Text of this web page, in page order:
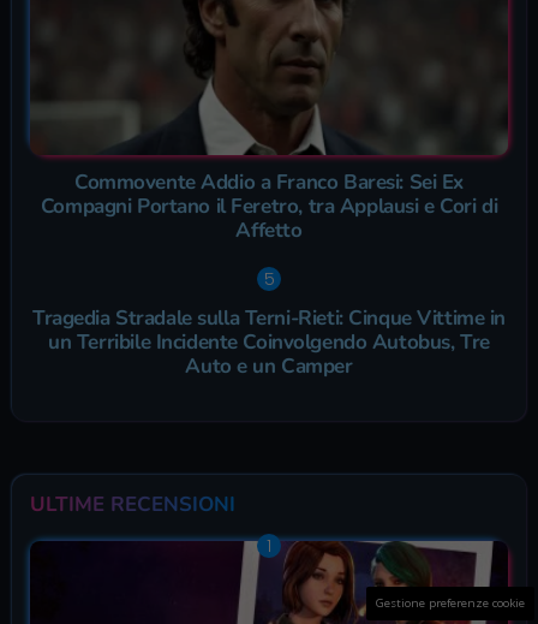
Commovente Addio a Franco Baresi: Sei Ex
Compagni Portano il Feretro, tra Applausi e Cori di
Affetto
Tragedia Stradale sulla Terni-Rieti: Cinque Vittime in
un Terribile Incidente Coinvolgendo Autobus, Tre
Auto e un Camper
ULTIME RECENSIONI
Gestione preferenze cookie